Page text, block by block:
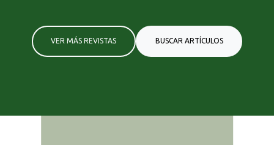
VER MÁS REVISTAS BUSCAR ARTÍCULOS